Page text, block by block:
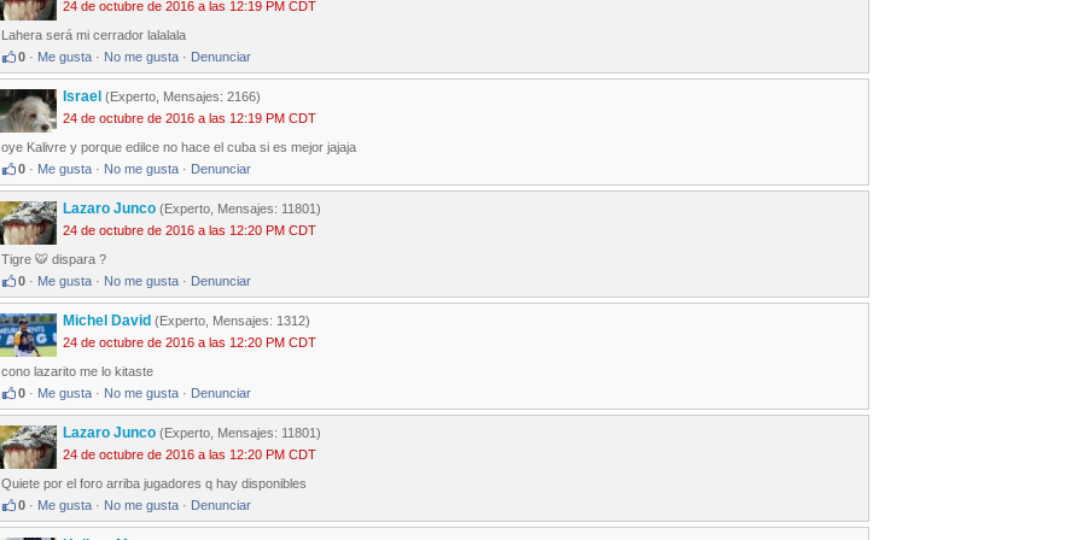
24 de octubre de 2016 a las 12:19 PM CDT
Lahera será mi cerrador lalalala
0 · Me gusta · No me gusta · Denunciar
Israel (Experto, Mensajes: 2166)
24 de octubre de 2016 a las 12:19 PM CDT
oye Kalivre y porque edilce no hace el cuba si es mejor jajaja
0 · Me gusta · No me gusta · Denunciar
Lazaro Junco (Experto, Mensajes: 11801)
24 de octubre de 2016 a las 12:20 PM CDT
Tigre 🐯 dispara ?
0 · Me gusta · No me gusta · Denunciar
Michel David (Experto, Mensajes: 1312)
24 de octubre de 2016 a las 12:20 PM CDT
cono lazarito me lo kitaste
0 · Me gusta · No me gusta · Denunciar
Lazaro Junco (Experto, Mensajes: 11801)
24 de octubre de 2016 a las 12:20 PM CDT
Quiete por el foro arriba jugadores q hay disponibles
0 · Me gusta · No me gusta · Denunciar